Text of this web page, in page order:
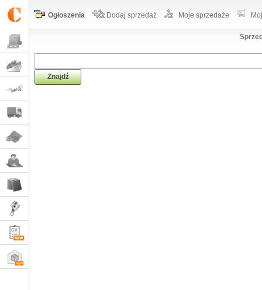
Ogłoszenia Dodaj sprzedaż Moje sprzedaże